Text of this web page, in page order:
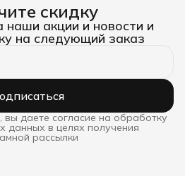
скидку
акции и новости и
на следующий заказ
даете согласие на обработку
данных в целях получения
рассылки